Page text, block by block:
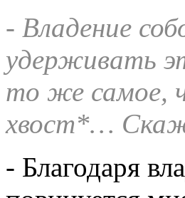
- Владение
удерживать
то же самое,
хвост*…
- Благодаря